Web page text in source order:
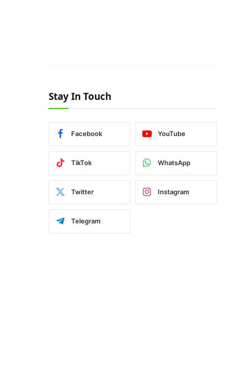
Stay In Touch
Facebook YouTube
TikTok WhatsApp
Twitter Instagram
Telegram